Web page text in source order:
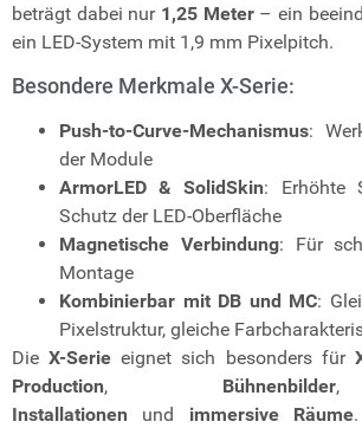
beträgt dabei nur 1,25 Meter– ein
ein LED-System mit 1,9 mm Pixelpitch.
Besondere Merkmale X-Serie:
Push-to-Curve-Mechanismus:
der Module
ArmorLED & SolidSkin: Erhöhte
Schutz der LED-Oberfläche
Magnetische Verbindung: Für
Montage
Kombinierbar mit DB und MC:
Pixelstruktur, gleiche
DieX-Serie eignet sich besonders für
Production, Bühnenbilder
Installationen und immersive Räume